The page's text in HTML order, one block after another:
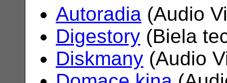
Autoradia (Audio
Digestory (Biela
Diskmany (Audio